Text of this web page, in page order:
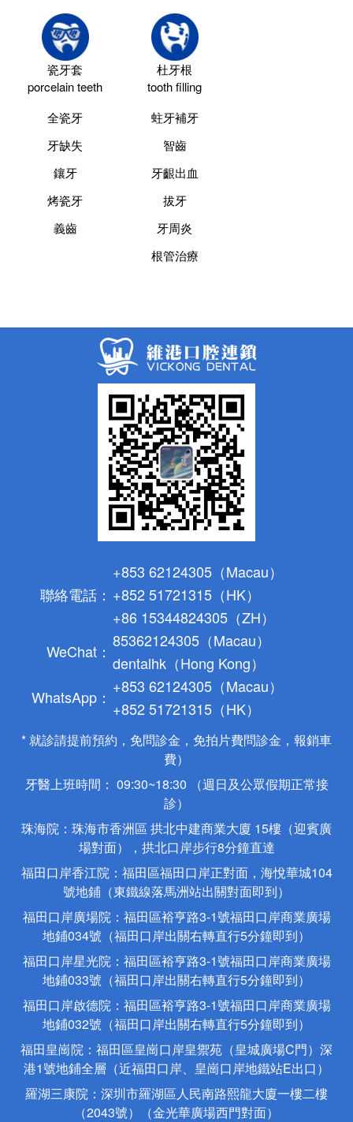
瓷牙套
porcelain teeth
全瓷牙
牙缺失
鑲牙
烤瓷牙
義齒
杜牙根
tooth filling
蛀牙補牙
智齒
牙齦出血
拔牙
牙周炎
根管治療
聯絡電話：
+853 62124305（Macau）
+852 51721315（HK）
+86 15344824305（ZH）
WeChat：
85362124305（Macau）
dentalhk（Hong Kong）
WhatsApp：
+853 62124305（Macau）
+852 51721315（HK）
* 就診請提前預約，免問診金，免拍片費問診金，報銷車
費）
牙醫上班時間： 09:30~18:30 （週日及公眾假期正常接
診）
珠海院：珠海市香洲區 拱北中建商業大廈 15樓（迎賓廣
場對面），拱北口岸步行8分鐘直達
福田口岸香江院：福田區福田口岸正對面，海悅華城104
號地鋪（東鐵線落馬洲站出關對面即到）
福田口岸廣場院：福田區裕亨路3-1號福田口岸商業廣場
地鋪034號（福田口岸出關右轉直行5分鐘即到）
福田口岸星光院：福田區裕亨路3-1號福田口岸商業廣場
地鋪033號（福田口岸出關右轉直行5分鐘即到）
福田口岸啟德院：福田區裕亨路3-1號福田口岸商業廣場
地鋪032號（福田口岸出關右轉直行5分鐘即到）
福田皇崗院：福田區皇崗口岸皇禦苑（皇城廣場C門）深
港1號地鋪全層（近福田口岸、皇崗口岸地鐵站E出口）
羅湖三康院：深圳市羅湖區人民南路熙龍大廈一樓二樓
（2043號）（金光華廣場西門對面）